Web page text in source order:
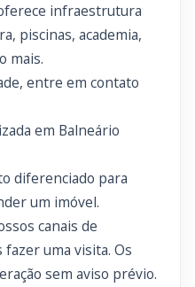
infraestrutura
piscinas, academia,
mais.
entre em contato
em Balneário
diferenciado para
um imóvel.
canais de
uma visita. Os
sem aviso prévio.